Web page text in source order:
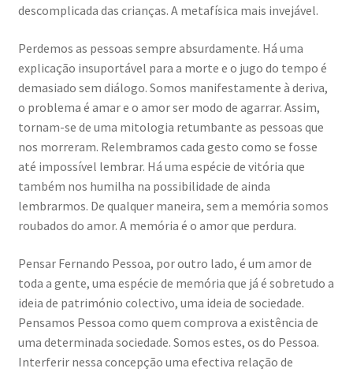
descomplicada das crianças. A metafísica mais invejável.
Perdemos as pessoas sempre absurdamente. Há uma
explicação insuportável para a morte e o jugo do tempo é
demasiado sem diálogo. Somos manifestamente à deriva,
o problema é amar e o amor ser modo de agarrar. Assim,
tornam-se de uma mitologia retumbante as pessoas que
nos morreram. Relembramos cada gesto como se fosse
até impossível lembrar. Há uma espécie de vitória que
também nos humilha na possibilidade de ainda
lembrarmos. De qualquer maneira, sem a memória somos
roubados do amor. A memória é o amor que perdura.
Pensar Fernando Pessoa, por outro lado, é um amor de
toda a gente, uma espécie de memória que já é sobretudo a
ideia de património colectivo, uma ideia de sociedade.
Pensamos Pessoa como quem comprova a existência de
uma determinada sociedade. Somos estes, os do Pessoa.
Interferir nessa concepção uma efectiva relação de